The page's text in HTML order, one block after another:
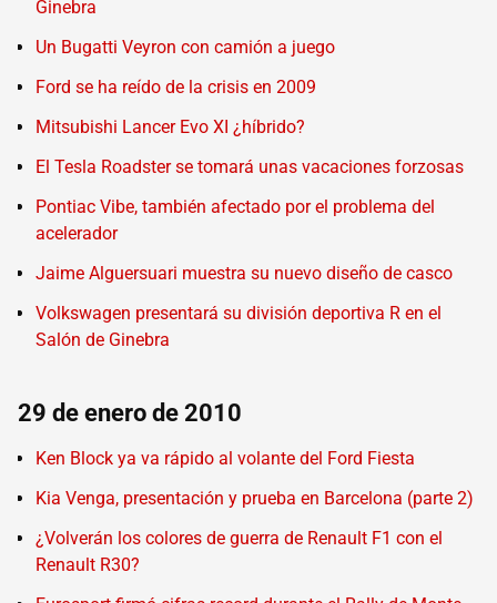
Ginebra
Un Bugatti Veyron con camión a juego
Ford se ha reído de la crisis en 2009
Mitsubishi Lancer Evo XI ¿híbrido?
El Tesla Roadster se tomará unas vacaciones forzosas
Pontiac Vibe, también afectado por el problema del
acelerador
Jaime Alguersuari muestra su nuevo diseño de casco
Volkswagen presentará su división deportiva R en el
Salón de Ginebra
29 de enero de 2010
Ken Block ya va rápido al volante del Ford Fiesta
Kia Venga, presentación y prueba en Barcelona (parte 2)
¿Volverán los colores de guerra de Renault F1 con el
Renault R30?